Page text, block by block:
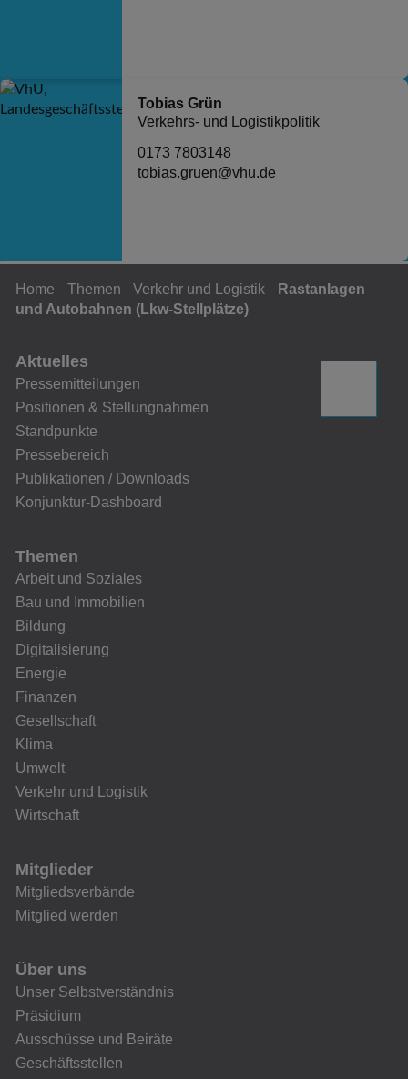
Tobias Grün
Verkehrs- und Logistikpolitik
0173 7803148
tobias.gruen@vhu.de
Home Themen Verkehr und Logistik
Rastanlagen
und Autobahnen (Lkw-Stellplätze)
Aktuelles
Pressemitteilungen
Positionen & Stellungnahmen
Standpunkte
Pressebereich
Publikationen / Downloads
Konjunktur-Dashboard
Themen
Arbeit und Soziales
Bau und Immobilien
Bildung
Digitalisierung
Energie
Finanzen
Gesellschaft
Klima
Umwelt
Verkehr und Logistik
Wirtschaft
Mitglieder
Mitgliedsverbände
Mitglied werden
Über uns
Unser Selbstverständnis
Präsidium
Ausschüsse und Beiräte
Geschäftsstellen